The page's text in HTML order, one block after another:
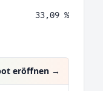
33,09 %
eröffnen →